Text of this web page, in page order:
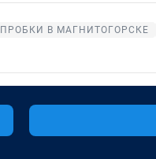
ПРОБКИ В МАГНИТОГОРСКЕ